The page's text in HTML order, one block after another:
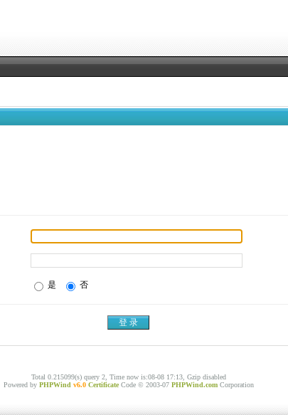
是 否
Total 0.215099(s) query 2, Time now is:08-08 17:13, Gzip disabled
Powered by PHPWind v6.0 Certificate Code © 2003-07 PHPWind.com Corporation